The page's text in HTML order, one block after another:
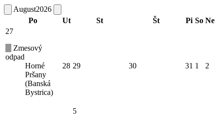
August2026
Po
Ut St Št Pi So Ne
27
Zmesový
odpad
Horné
Pršany
(Banská
Bystrica)
28 29 30 31 1 2
5